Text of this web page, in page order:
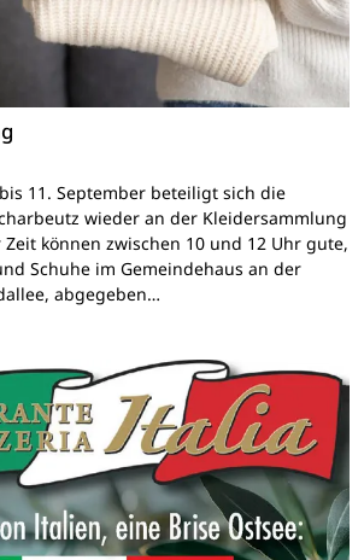
11. September beteiligt sich die
wieder an der Kleidersammlung
können zwischen 10 und 12 Uhr gute,
Schuhe im Gemeindehaus an der
abgegeben…